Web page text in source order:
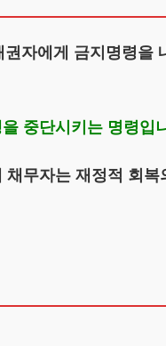
자에게 금지명령을
중단시키는 명령입
무자는 재정적 회복